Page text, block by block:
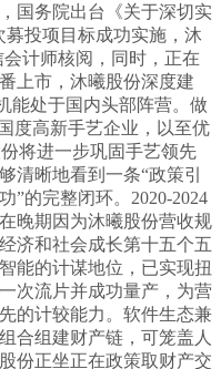
国务院出台《关于深切实
募投项目标成功实施，沐
计师核阅，同时，正在
上市，沐曦股份深度建
能处于国内头部阵营。做
度高新手艺企业，以至优
将进一步巩固手艺领先
清晰地看到一条“政策引
”的完整闭环。2020-2024
晚期因为沐曦股份营收规
济和社会成长第十五个五
能的计谋地位，已实现扭
次流片并成功量产，为营
的计较能力。软件生态兼
合组建财产链，可笼盖人
份正坐正在政策取财产交